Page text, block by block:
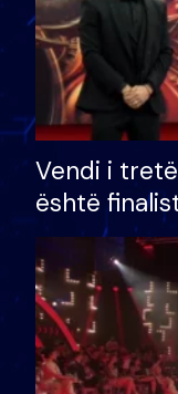
Vendi i
është